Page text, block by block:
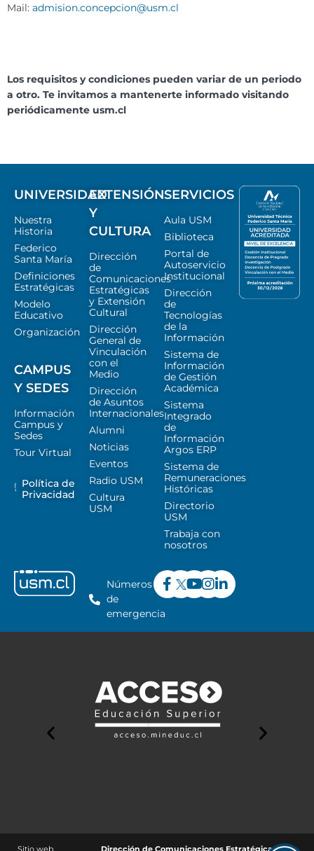
Mail: admision.concepcion@usm.cl
Los requisitos y condiciones pueden variar de un periodo
a otro. Te invitamos a mantenerte informado visitando
periódicamente usm.cl
UNIVERSIDAD
Nuestra
Historia
Federico
Santa María
Definiciones
Estratégicas
Modelo
Educativo
Organización
CAMPUS
Y SEDES
Información
Campus y
Sedes
Tour Virtual
Política de
Privacidad
EXTENSIÓN
Y
CULTURA
Dirección
de
Comunicaciones
Estratégicas
y Extensión
Cultural
Dirección
General de
Vinculación
con el
Medio
Dirección
de Asuntos
Internacionales
Alumni
Noticias
Eventos
Radio USM
Cultura
USM
SERVICIOS
Aula USM
Biblioteca
Portal de
Autoservicio
Institucional
Dirección
de
Tecnologías
de la
Información
Sistema de
Información
de Gestión
Académica
Sistema
Integrado
de
Información
Argos ERP
Sistema de
Remuneraciones
Históricas
Directorio
USM
Trabaja con
nosotros
Números
de
emergencia
Sitio web Dirección de Comunicaciones Estratégicas y